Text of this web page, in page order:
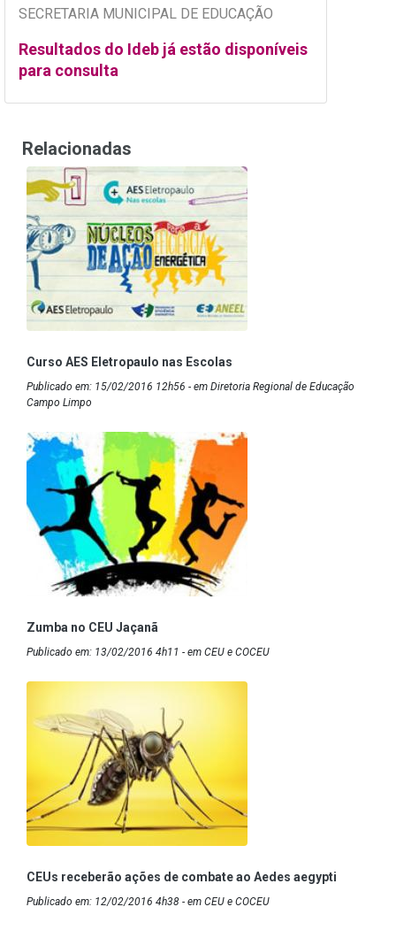
SECRETARIA MUNICIPAL DE EDUCAÇÃO
Resultados do Ideb já estão disponíveis
para consulta
Relacionadas
Curso AES Eletropaulo nas Escolas
Publicado em: 15/02/2016 12h56 - em Diretoria Regional de Educação
Campo Limpo
Zumba no CEU Jaçanã
Publicado em: 13/02/2016 4h11 - em CEU e COCEU
CEUs receberão ações de combate ao Aedes aegypti
Publicado em: 12/02/2016 4h38 - em CEU e COCEU